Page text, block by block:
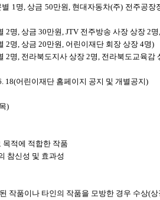
1명, 상금 50만원, 현대자동차(주) 전주공장
2명, 상금 30만원, JTV 전주방송 사장 상장 2
2명, 상금 20만원, 어린이재단 회장 상장 4명)
2명, 전라북도지사 상장 2명, 전라북도교육감
18(어린이재단 홈페이지 공지 및 개별공지)
)
적에 적합한 작품
참신성 및 효과성
작품이나 타인의 작품을 모방한 경우 수상(상